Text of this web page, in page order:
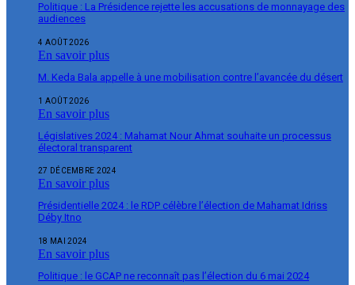
Politique : La Présidence rejette les accusations de monnayage des
audiences
4 AOÛT 2026
En savoir plus
M. Keda Bala appelle à une mobilisation contre l’avancée du désert
1 AOÛT 2026
En savoir plus
Législatives 2024 : Mahamat Nour Ahmat souhaite un processus
électoral transparent
27 DÉCEMBRE 2024
En savoir plus
Présidentielle 2024 : le RDP célèbre l’élection de Mahamat Idriss
Déby Itno
18 MAI 2024
En savoir plus
Politique : le GCAP ne reconnaît pas l’élection du 6 mai 2024